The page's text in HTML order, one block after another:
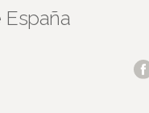
España